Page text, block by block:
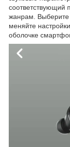
соответствующий
жанрам. Выберите
меняйте
оболочке